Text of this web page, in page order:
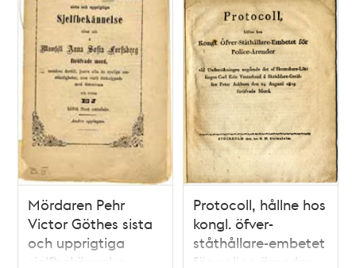
Mördaren Pehr
Victor Göthes sista
och upprigtiga
sjelfbekännelse
Protocoll, hållne hos
kongl. öfver-
ståthållare-embetet
för police-ärender